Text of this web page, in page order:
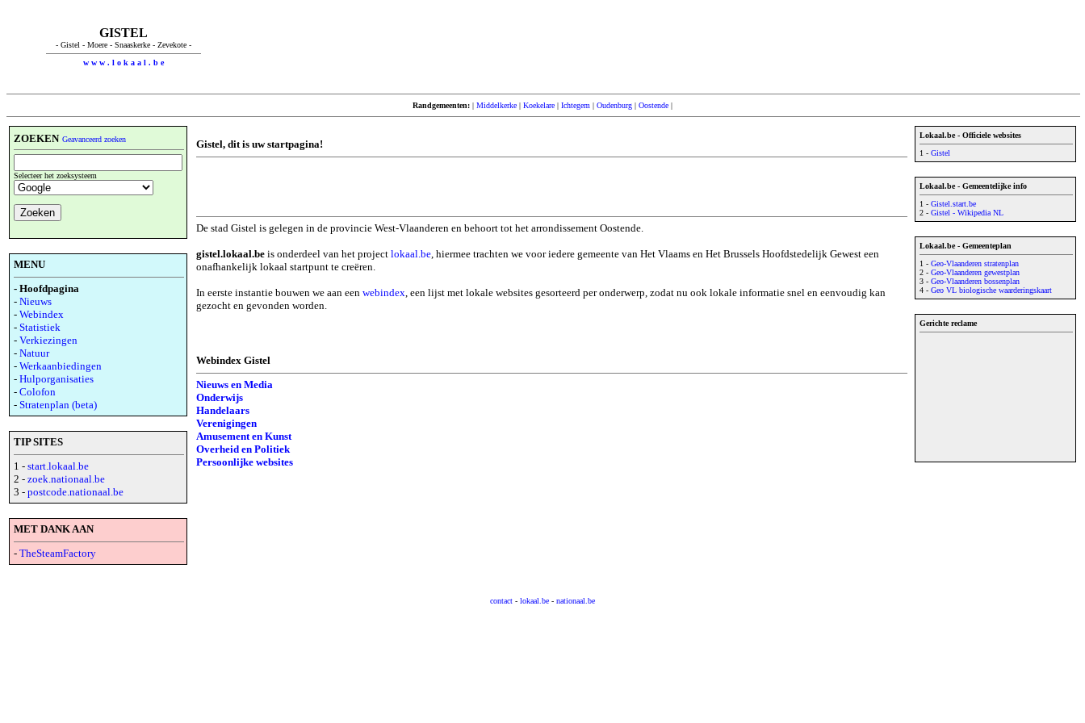
GISTEL
- Gistel - Moere - Snaaskerke - Zevekote -
w w w . l o k a a l . b e
Randgemeenten: | Middelkerke | Koekelare | Ichtegem | Oudenburg | Oostende |
ZOEKEN Geavanceerd zoeken
Selecteer het zoeksysteem
MENU
- Hoofdpagina
- Nieuws
- Webindex
- Statistiek
- Verkiezingen
- Natuur
- Werkaanbiedingen
- Hulporganisaties
- Colofon
- Stratenplan (beta)
TIP SITES
1 - start.lokaal.be
2 - zoek.nationaal.be
3 - postcode.nationaal.be
MET DANK AAN
- TheSteamFactory
Gistel, dit is uw startpagina!
De stad Gistel is gelegen in de provincie West-Vlaanderen en behoort tot het arrondissement Oostende.
gistel.lokaal.be is onderdeel van het project lokaal.be, hiermee trachten we voor iedere gemeente van Het Vlaams en Het Brussels Hoofdstedelijk Gewest een
onafhankelijk lokaal startpunt te creëren.
In eerste instantie bouwen we aan een webindex, een lijst met lokale websites gesorteerd per onderwerp, zodat nu ook lokale informatie snel en eenvoudig kan
gezocht en gevonden worden.
Webindex Gistel
Nieuws en Media
Onderwijs
Handelaars
Verenigingen
Amusement en Kunst
Overheid en Politiek
Persoonlijke websites
Lokaal.be - Officiele websites
1 - Gistel
Lokaal.be - Gemeentelijke info
1 - Gistel.start.be
2 - Gistel - Wikipedia NL
Lokaal.be - Gemeenteplan
1 - Geo-Vlaanderen stratenplan
2 - Geo-Vlaanderen gewestplan
3 - Geo-Vlaanderen bossenplan
4 - Geo VL biologische waarderingskaart
Gerichte reclame
contact - lokaal.be - nationaal.be